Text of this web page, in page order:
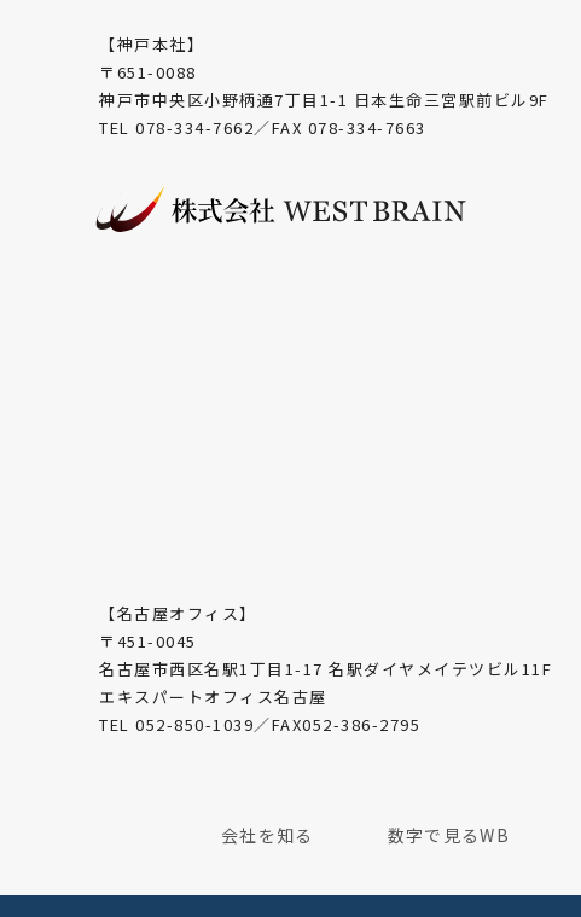
【神戸本社】
〒651-0088
神戸市中央区小野柄通7丁目1-1 日本生命三宮駅前ビル9F
TEL 078-334-7662／FAX 078-334-7663
【名古屋オフィス】
〒451-0045
名古屋市西区名駅1丁目1-17 名駅ダイヤメイテツビル11F
エキスパートオフィス名古屋
TEL 052-850-1039／FAX052-386-2795
会社を知る 数字で見るWB